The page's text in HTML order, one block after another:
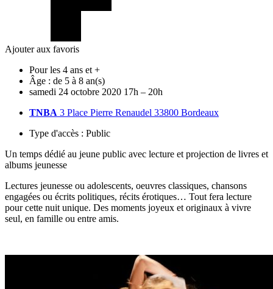
Ajouter aux favoris
Pour les 4 ans et +
Âge : de 5 à 8 an(s)
samedi 24 octobre 2020 17h – 20h
TNBA 3 Place Pierre Renaudel 33800 Bordeaux
Type d'accès : Public
Un temps dédié au jeune public avec lecture et projection de livres et
albums jeunesse
Lectures jeunesse ou adolescents, oeuvres classiques, chansons
engagées ou écrits politiques, récits érotiques… Tout fera lecture
pour cette nuit unique. Des moments joyeux et originaux à vivre
seul, en famille ou entre amis.